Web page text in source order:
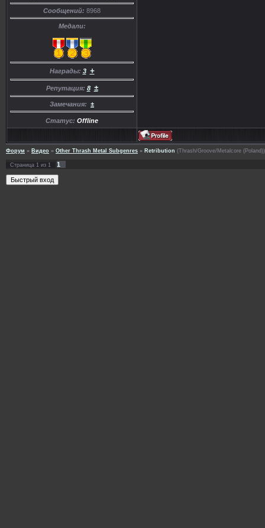
Сообщений: 8968
Медали:
Награды: 3 +
Репутация: 8 ±
Замечания: ±
Статус: Offline
Форум » Видео » Other Thrash Metal Subgenres » Retribution (Thrash/Groove/Metalcore (Poland))
Страница 1 из 1 1